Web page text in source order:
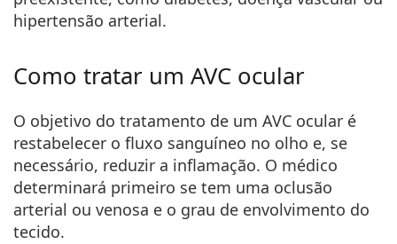
hipertensão arterial.
Como tratar um AVC ocular
O objetivo do tratamento de um AVC ocular é
restabelecer o fluxo sanguíneo no olho e, se
necessário, reduzir a inflamação. O médico
determinará primeiro se tem uma oclusão
arterial ou venosa e o grau de envolvimento do
tecido.